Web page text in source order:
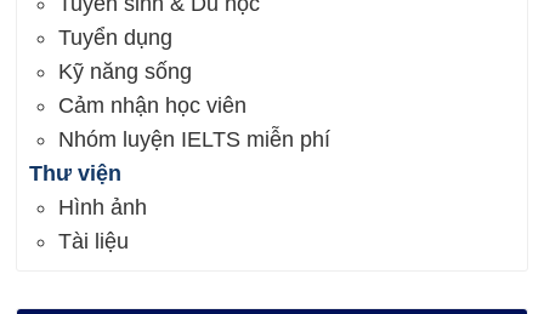
Tuyển dụng
Kỹ năng sống
Cảm nhận học viên
Nhóm luyện IELTS miễn phí
Thư viện
Hình ảnh
Tài liệu